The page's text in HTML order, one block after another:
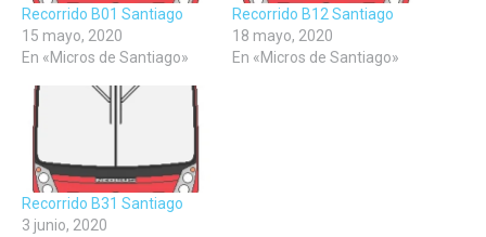
Recorrido B01 Santiago
15 mayo, 2020
En «Micros de Santiago»
Recorrido B12 Santiago
18 mayo, 2020
En «Micros de Santiago»
Recorrido B31 Santiago
3 junio, 2020